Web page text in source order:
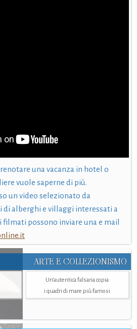
una vacanza in hotel o
vuole saperne di più.
un video selezionato da
alberghi e villaggi interessati a
possono inviare una e mail
ARTE E COLLEZIONISMO
Un’autentica falsaria copia
i quadri di mare più famosi